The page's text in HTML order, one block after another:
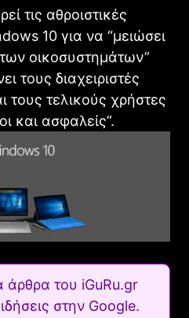
τις αθροιστικές
10 για να “μειώσει
οικοσυστημάτων”
τους διαχειριστές
τελικούς χρήστες
και ασφαλείς”.
άρθρα του iGuRu.gr
στην Google.